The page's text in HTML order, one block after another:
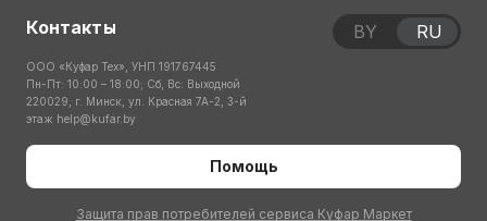
Контакты
ООО «Куфар Тех», УНП 191767445
Пн-Пт: 10:00 – 18:00; Сб, Вс: Выходной
220029, г. Минск, ул. Красная 7А-2, 3-й
этаж help@kufar.by
Помощь
Защита прав потребителей сервиса Куфар Маркет
BY RU